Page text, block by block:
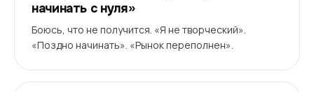
начинать с нуля»
Боюсь, что не получится. «Я не творческий».
«Поздно начинать». «Рынок переполнен».